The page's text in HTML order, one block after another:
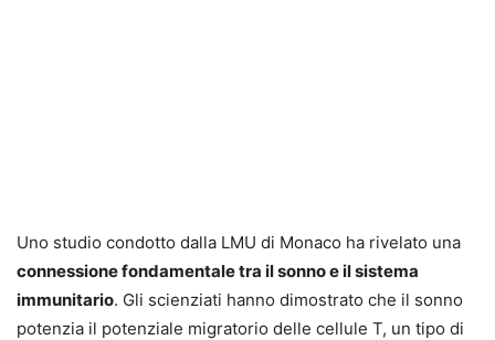
Uno studio condotto dalla LMU di Monaco ha rivelato una
connessione fondamentale tra il sonno e il sistema
immunitario. Gli scienziati hanno dimostrato che il sonno
potenzia il potenziale migratorio delle cellule T, un tipo di